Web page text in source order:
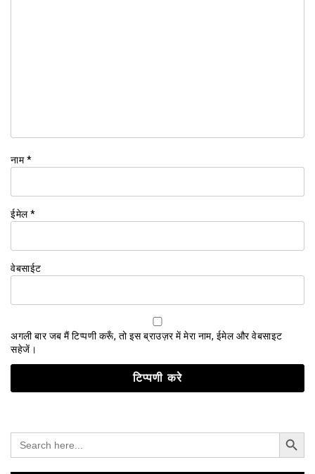
नाम*
ईमेल*
वेबसाईट
अगली बार जब मैं टिप्पणी करूँ, तो इस ब्राउज़र में मेरा नाम, ईमेल और वेबसाइट
सहेजें।
Search
for:
Search Button